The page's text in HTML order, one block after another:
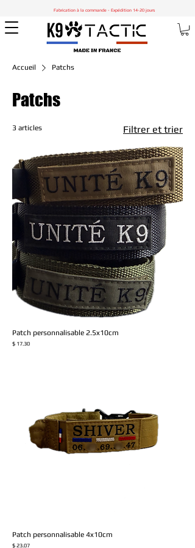
Fabrication à la commande - Expédition 14-20 jours
Accueil Patchs
Patchs
3 articles Filtrer et trier
Patch personnalisable 2.5x10cm
Prix
$ 17.30
Patch personnalisable 4x10cm
Prix
$ 23.07